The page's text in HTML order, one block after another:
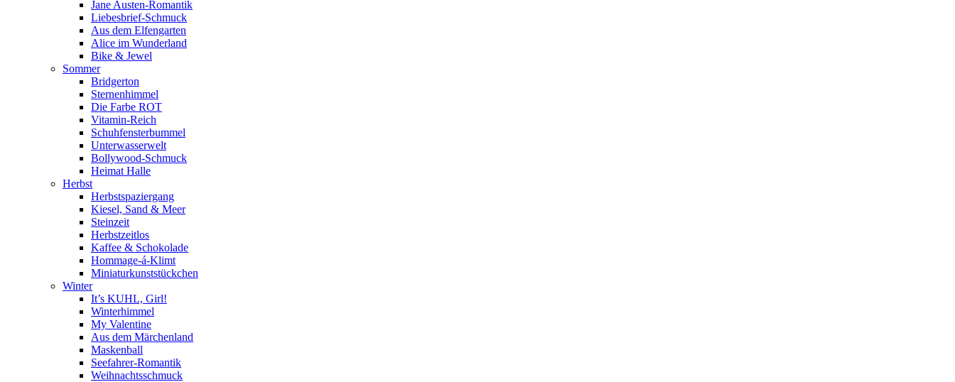
Jane Austen-Romantik
Liebesbrief-Schmuck
Aus dem Elfengarten
Alice im Wunderland
Bike & Jewel
Sommer
Bridgerton
Sternenhimmel
Die Farbe ROT
Vitamin-Reich
Schuhfensterbummel
Unterwasserwelt
Bollywood-Schmuck
Heimat Halle
Herbst
Herbstspaziergang
Kiesel, Sand & Meer
Steinzeit
Herbstzeitlos
Kaffee & Schokolade
Hommage-á-Klimt
Miniaturkunststückchen
Winter
It’s KUHL, Girl!
Winterhimmel
My Valentine
Aus dem Märchenland
Maskenball
Seefahrer-Romantik
Weihnachtsschmuck